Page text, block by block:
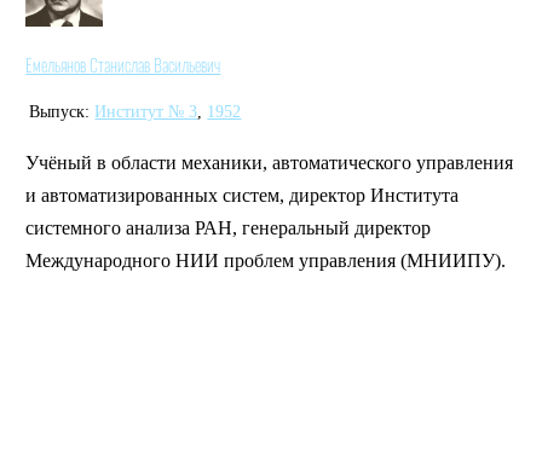
Емельянов Станислав Васильевич
Выпуск: Институт № 3, 1952
Учёный в области механики, автоматического управления
и автоматизированных систем, директор Института
системного анализа РАН, генеральный директор
Международного НИИ проблем управления (МНИИПУ).